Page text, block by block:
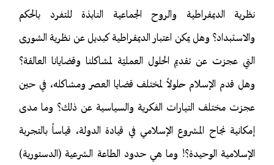
نظرية الديمقراطية والروح الجماعية النابذة للتفرد بالحكم
والاستبداد؟ وهل يمكن اعتبار الديمقراطية كبديل عن نظرية الشورى
التي عجزت عن تقديم الحلول العمليّة لمشاكلنا وقضايانا العالقة؟
وهل قدم الإسلام حلولاً لمختلف قضايا العصر ومشاكله، في حين
عجزت مختلف التيارات الفكرية والسياسية عن ذلك؟ وما مدى
إمكانية نجاح المشروع الإسلامي في قيادة الدولة، قياساً بالتجربة
الإسلامية الوحيدة؟! وما هي حدود الطاعة الشرعية (الدستورية)